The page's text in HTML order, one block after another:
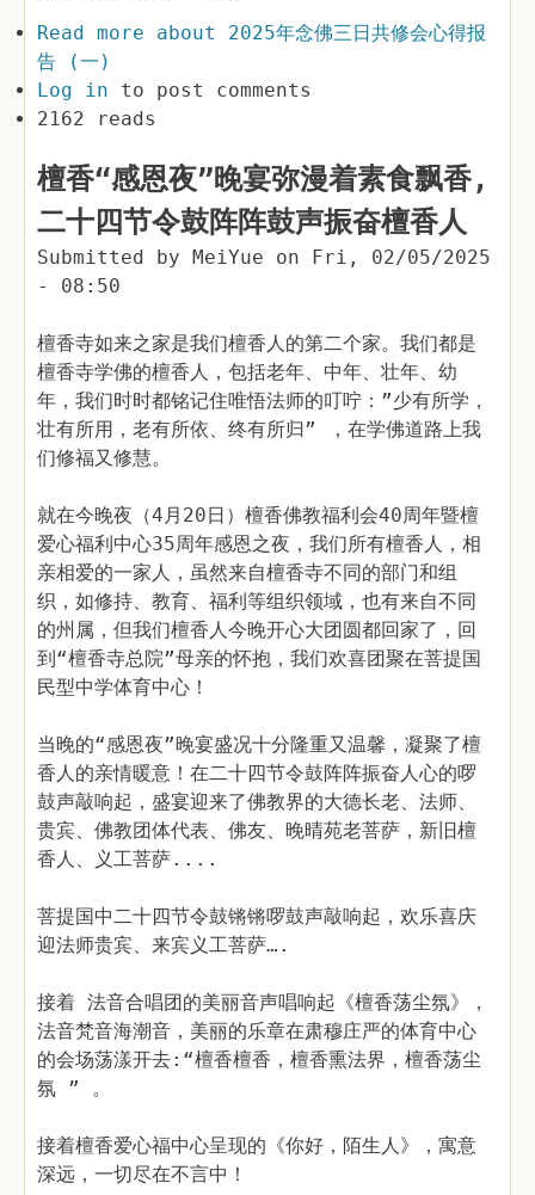
Read more about 2025年念佛三日共修会心得报
告 (一)
Log in to post comments
2162 reads
檀香“感恩夜”晚宴弥漫着素食飘香,
二十四节令鼓阵阵鼓声振奋檀香人
Submitted by MeiYue on Fri, 02/05/2025
- 08:50
檀香寺如来之家是我们檀香人的第二个家。我们都是
檀香寺学佛的檀香人，包括老年、中年、壮年、幼
年，我们时时都铭记住唯悟法师的叮咛：”少有所学，
壮有所用，老有所依、终有所归” ，在学佛道路上我
们修福又修慧。
就在今晚夜（4月20日）檀香佛教福利会40周年暨檀
爱心福利中心35周年感恩之夜，我们所有檀香人，相
亲相爱的一家人，虽然来自檀香寺不同的部门和组
织，如修持、教育、福利等组织领域，也有来自不同
的州属，但我们檀香人今晚开心大团圆都回家了，回
到“檀香寺总院”母亲的怀抱，我们欢喜团聚在菩提国
民型中学体育中心！
当晚的“感恩夜”晚宴盛况十分隆重又温馨，凝聚了檀
香人的亲情暖意！在二十四节令鼓阵阵振奋人心的啰
鼓声敲响起，盛宴迎来了佛教界的大德长老、法师、
贵宾、佛教团体代表、佛友、晚晴苑老菩萨，新旧檀
香人、义工菩萨....
菩提国中二十四节令鼓锵锵啰鼓声敲响起，欢乐喜庆
迎法师贵宾、来宾义工菩萨….
接着 法音合唱团的美丽音声唱响起《檀香荡尘氛》，
法音梵音海潮音，美丽的乐章在肃穆庄严的体育中心
的会场荡漾开去:“檀香檀香，檀香熏法界，檀香荡尘
氛 ” 。
接着檀香爱心福中心呈现的《你好，陌生人》，寓意
深远，一切尽在不言中！